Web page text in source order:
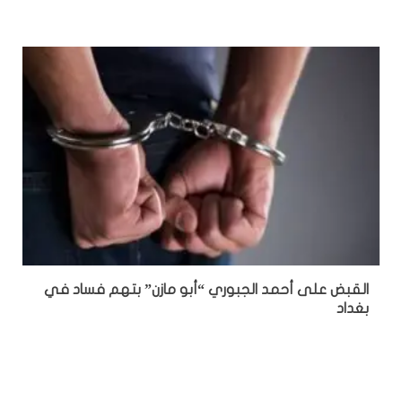
القبض على أحمد الجبوري “أبو مازن” بتهم فساد في
بغداد